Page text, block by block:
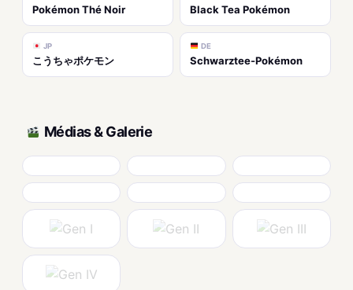
Pokémon Thé Noir Black Tea Pokémon
JP
こうちゃポケモン
DE
Schwarztee-Pokémon
Médias & Galerie